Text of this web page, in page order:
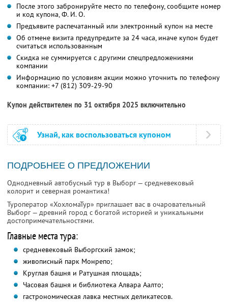
После этого забронируйте место по телефону, сообщите номер
и код купона,Ф. И. О.
Предъявите распечатанный или электронный купон на месте
Об отмене визита предупредите за 24 часа, иначе купон будет
считаться использованным
Скидка не суммируется с другими спецпредложениями
компании
Информацию по условиям акции можно уточнить по телефону
компании: +7 (812) 309-29-90
Купон действителен по 31 октября 2025 включительно
Узнай, как воспользоваться купоном
ПОДРОБНЕЕ О ПРЕДЛОЖЕНИИ
Однодневный автобусный тур в Выборг — средневековый
колорит и северная романтика!
Туроператор «ХохломаТур» приглашает вас в очаровательный
Выборг — древний город с богатой историей и уникальными
достопримечательностями.
Главные места тура:
средневековый Выборгский замок;
живописный парк Монрепо;
Круглая башня и Ратушная площадь;
Часовая башня и библиотека Алвара Аалто;
гастрономическая лавка местных деликатесов.